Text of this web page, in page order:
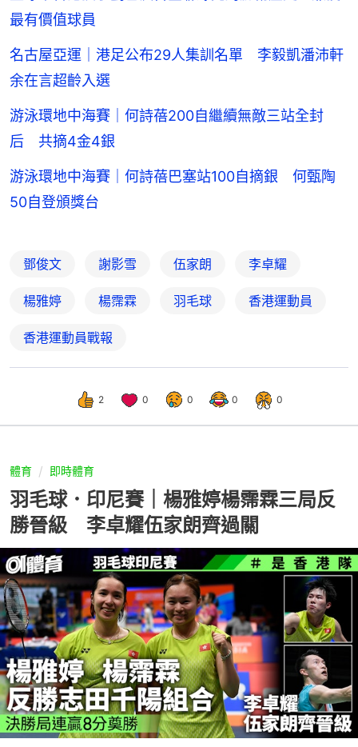
最有價值球員
名古屋亞運｜港足公布29人集訓名單 李毅凱潘沛軒
余在言超齡入選
游泳環地中海賽｜何詩蓓200自繼續無敵三站全封
后 共摘4金4銀
游泳環地中海賽｜何詩蓓巴塞站100自摘銀 何甄陶
50自登頒獎台
鄧俊文 謝影雪 伍家朗 李卓耀
楊雅婷 楊霈霖 羽毛球 香港運動員
香港運動員戰報
2 0 0 0 0
體育 即時體育
羽毛球．印尼賽｜楊雅婷楊霈霖三局反
勝晉級 李卓耀伍家朗齊過關